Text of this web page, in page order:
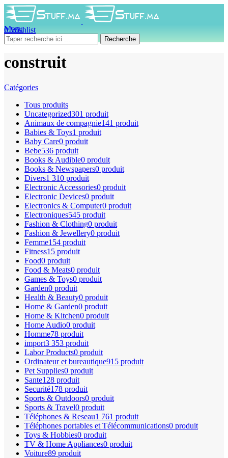
0Wishlist
0produit 0DH
Menu
Recherche
construit
Catégories
Tous produits
Uncategorized301 produit
Animaux de compagnie141 produit
Babies & Toys1 produit
Baby Care0 produit
Bebe536 produit
Books & Audible0 produit
Books & Newspapers0 produit
Divers1 310 produit
Electronic Accessories0 produit
Electronic Devices0 produit
Electronics & Computer0 produit
Electroniques545 produit
Fashion & Clothing0 produit
Fashion & Jewellery0 produit
Femme154 produit
Fitness15 produit
Food0 produit
Food & Meats0 produit
Games & Toys0 produit
Garden0 produit
Health & Beauty0 produit
Home & Garden0 produit
Home & Kitchen0 produit
Home Audio0 produit
Homme78 produit
import3 353 produit
Labor Products0 produit
Ordinateur et bureautique915 produit
Pet Supplies0 produit
Sante128 produit
Securité178 produit
Sports & Outdoors0 produit
Sports & Travel0 produit
Téléphones & Reseau1 761 produit
Téléphones portables et Télécommunications0 produit
Toys & Hobbies0 produit
TV & Home Appliances0 produit
Voiture89 produit